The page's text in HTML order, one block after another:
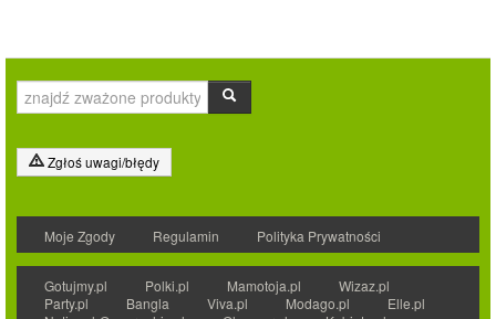
Zgłoś uwagi/błędy
Moje Zgody Regulamin Polityka Prywatności
Gotujmy.pl Polki.pl Mamotoja.pl
Wizaz.pl
Party.pl
Bangla Viva.pl Modago.pl
Elle.pl